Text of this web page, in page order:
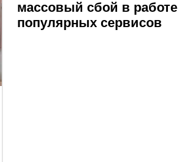
массовый сбой в работе
популярных сервисов